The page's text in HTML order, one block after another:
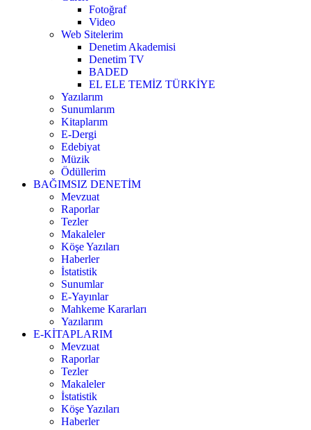
Fotoğraf
Video
Web Sitelerim
Denetim Akademisi
Denetim TV
BADED
EL ELE TEMİZ TÜRKİYE
Yazılarım
Sunumlarım
Kitaplarım
E-Dergi
Edebiyat
Müzik
Ödüllerim
BAĞIMSIZ DENETİM
Mevzuat
Raporlar
Tezler
Makaleler
Köşe Yazıları
Haberler
İstatistik
Sunumlar
E-Yayınlar
Mahkeme Kararları
Yazılarım
E-KİTAPLARIM
Mevzuat
Raporlar
Tezler
Makaleler
İstatistik
Köşe Yazıları
Haberler